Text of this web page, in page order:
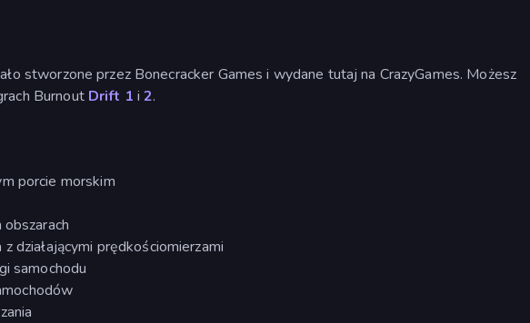
stworzone przez Bonecracker Games i wydane tutaj na CrazyGames. Możesz
Burnout Drift 1 i2.
porcie morskim
działającymi prędkościomierzami
samochodu